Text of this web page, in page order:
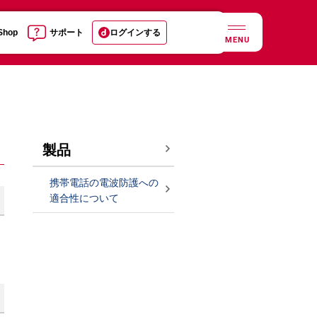
サポート ログインする
MENU
製品
携帯電話の電波防護への
適合性について